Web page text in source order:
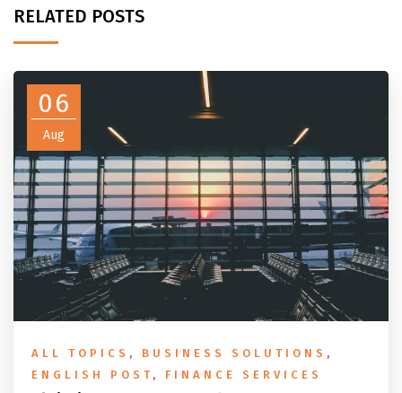
RELATED POSTS
06
Aug
ALL TOPICS , BUSINESS SOLUTIONS ,
ENGLISH POST , FINANCE SERVICES